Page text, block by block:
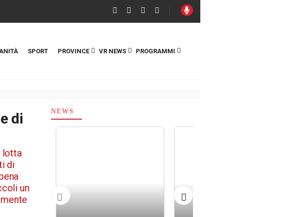
SPORT PROVINCE VR NEWS PROGRAMMI
di
lotta
di
un
NEWS